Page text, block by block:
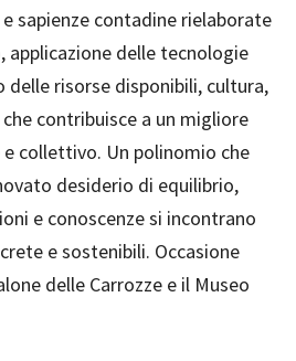
sapienze contadine rielaborate
applicazione delle tecnologie
delle risorse disponibili, cultura,
contribuisce a un migliore
e collettivo. Un polinomio che
desiderio di equilibrio,
e conoscenze si incontrano
e sostenibili. Occasione
delle Carrozze e il Museo